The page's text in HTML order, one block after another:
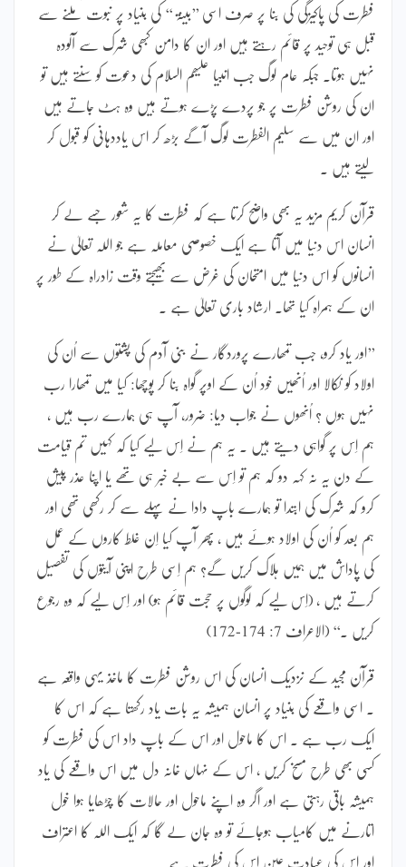
فطرت کی پاکیزگی کی بنا پر صرف اسی ’’بینۃ ‘‘ کی بنیاد پر نبوت ملنے سے
قبل ہی توحید پر قائم رہتے ہیں اور ان کا دامن کبھی شرک سے آلودہ
نہیں ہوتا۔ جبکہ عام لوگ جب انبیا علیھم السلام کی دعوت کو سنتے ہیں تو
ان کی روشن فطرت پر جو پردے پڑے ہوتے ہیں وہ ہٹ جاتے ہیں
اور ان میں سے سلیم الفطرت لوگ آگے بڑھ کر اس یاددہانی کو قبول کر
لیتے ہیں ۔
قرآن کریم مزید یہ بھی واضح کرتا ہے کہ فطرت کا یہ شعور جسے لے کر
انسان اس دنیا میں آتا ہے ایک خصوصی معاملہ ہے جو اللہ تعالیٰ نے
انسانوں کو اس دنیا میں امتحان کی غرض سے بھیجتے وقت زادراہ کے طور پر
ان کے ہمراہ کیا تھا۔ ارشاد باری تعالیٰ ہے ۔
’’اور یاد کرو، جب تمھارے پروردگار نے بنی آدم کی پشتوں سے اُن کی
اولاد کو نکالا اور اُنھیں خود اُن کے اوپر گواہ بنا کر پوچھا: کیا میں تمھارا رب
نہیں ہوں ؟ اُنھوں نے جواب دیا: ضرور، آپ ہی ہمارے رب ہیں ،
ہم اِس پر گواہی دیتے ہیں ۔ یہ ہم نے اِس لیے کیا کہ کہیں تم قیامت
کے دن یہ نہ کہہ دو کہ ہم تو اِس سے بے خبر ہی تھے یا اپنا عذر پیش
کرو کہ شرک کی ابتدا تو ہمارے باپ دادا نے پہلے سے کر رکھی تھی اور
ہم بعد کو اُن کی اولاد ہوئے ہیں ، پھر آپ کیا اِن غلط کاروں کے عمل
کی پاداش میں ہمیں ہلاک کریں گے؟ ہم اِسی طرح اپنی آیتوں کی تفصیل
کرتے ہیں ، (اِس لیے کہ لوگوں پر حجت قائم ہو) اور اِس لیے کہ وہ رجوع
کریں ۔‘‘ (الاعراف 7: 174-172)
قرآن مجید کے نزدیک انسان کی اس روشن فطرت کا ماخذ یہی واقعہ ہے
۔ اسی واقعے کی بنیاد پر انسان ہمیشہ یہ بات یاد رکھتا ہے کہ اس کا
ایک رب ہے ۔ اس کا ماحول اور اس کے باپ داد اس کی فطرت کو
کسی بھی طرح مسخ کریں ، اس کے نہاں خانہ دل میں اس واقعے کی یاد
ہمیشہ باقی رہتی ہے اور اگر وہ اپنے ماحول اور حالات کا چڑھایا ہوا خول
اتارنے میں کامیاب ہوجائے تو وہ جان لے گا کہ ایک اللہ کا اعتراف
اور اس کی عبادت عین اس کی فطرت ہے ۔